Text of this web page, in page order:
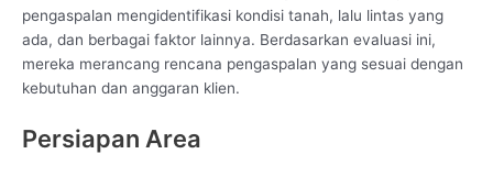
pengaspalan mengidentifikasi kondisi tanah, lalu lintas yang
ada, dan berbagai faktor lainnya. Berdasarkan evaluasi ini,
mereka merancang rencana pengaspalan yang sesuai dengan
kebutuhan dan anggaran klien.
Persiapan Area